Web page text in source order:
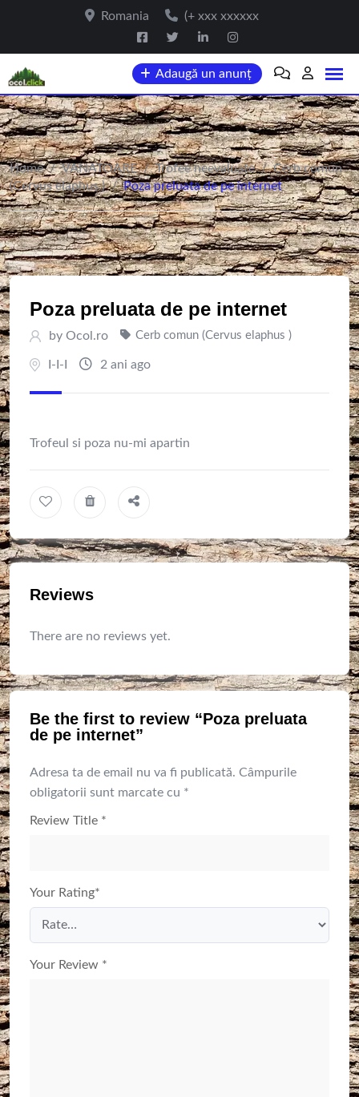
Romania (+ xxx xxxxxx
Adaugă un anunț
Home / VANATOARE / Trofee neevaluate / Cerb comun
(Cervus elaphus ) / Poza preluata de pe internet
Poza preluata de pe internet
by Ocol.ro Cerb comun (Cervus elaphus )
I-I-I 2 ani ago
Trofeul si poza nu-mi apartin
Reviews
There are no reviews yet.
Be the first to review “Poza preluata
de pe internet”
Adresa ta de email nu va fi publicată. Câmpurile
obligatorii sunt marcate cu *
Review Title *
Your Rating*
Your Review *